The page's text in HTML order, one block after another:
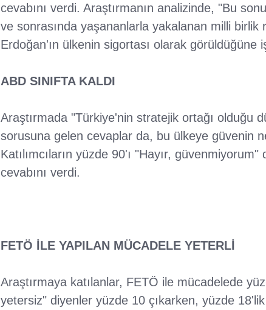
cevabını verdi. Araştırmanın analizinde, "Bu
ve sonrasında yaşananlarla yakalanan milli birlik
Erdoğan'ın ülkenin sigortası olarak görüldüğüne
ABD SINIFTA KALDI
Araştırmada "Türkiye'nin stratejik ortağı olduğu
sorusuna gelen cevaplar da, bu ülkeye güvenin
Katılımcıların yüzde 90'ı "Hayır,
cevabını verdi.
FETÖ İLE YAPILAN MÜCADELE YETERLİ
Araştırmaya katılanlar, FETÖ ile mücadelede
yetersiz" diyenler yüzde 10 çıkarken, yüzde